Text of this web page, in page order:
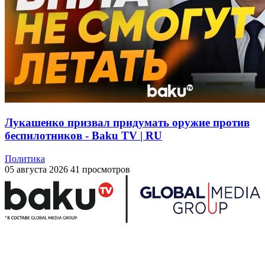
Лукашенко призвал придумать оружие против
беспилотников - Baku TV | RU
Политика
05 августа 2026 41 просмотров